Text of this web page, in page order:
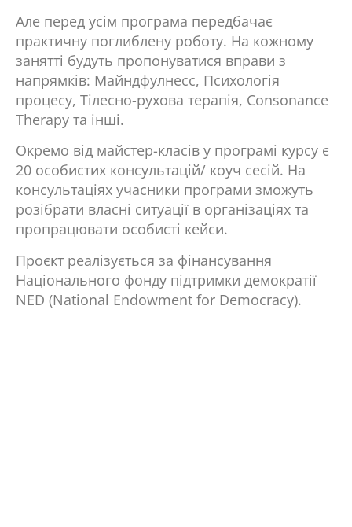
Але перед усім програма передбачає
практичну поглиблену роботу. На кожному
занятті будуть пропонуватися вправи з
напрямків: Майндфулнесс, Психологія
процесу, Тілесно-рухова терапія, Consonance
Therapy та інші.
Окремо від майстер-класів у програмі курсу є
20 особистих консультацій/ коуч сесій. На
консультаціях учасники програми зможуть
розібрати власні ситуації в організаціях та
пропрацювати особисті кейси.
Проєкт реалізується за фінансування
Національного фонду підтримки демократії
NED (National Endowment for Democracy).